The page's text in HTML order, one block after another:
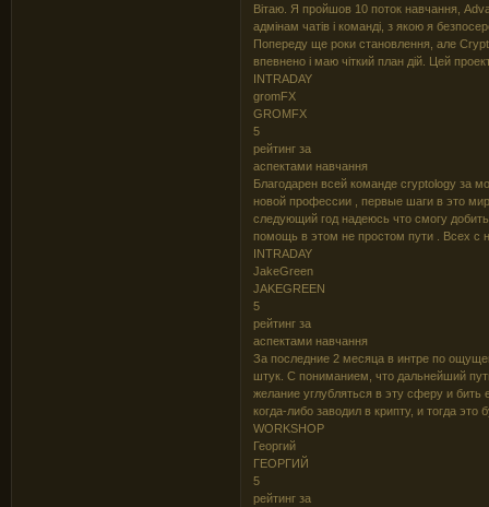
Вітаю. Я пройшов 10 поток навчання,
адмінам чатів і команді, з якою я
Попереду ще роки становлення, але
впевнено і маю чіткий план дій. Цей
INTRADAY
gromFX
GROMFX
5
рейтинг за
аспектами навчання
Благодарен всей команде cryptology за
новой профессии , первые шаги в это
следующий год надеюсь что смогу
помощь в этом не простом пути . Всех
INTRADAY
JakeGreen
JAKEGREEN
5
рейтинг за
аспектами навчання
За последние 2 месяца в интре по
штук. С пониманием, что дальнейший
желание углубляться в эту сферу и
когда-либо заводил в крипту, и тогда
WORKSHOP
Георгий
ГЕОРГИЙ
5
рейтинг за